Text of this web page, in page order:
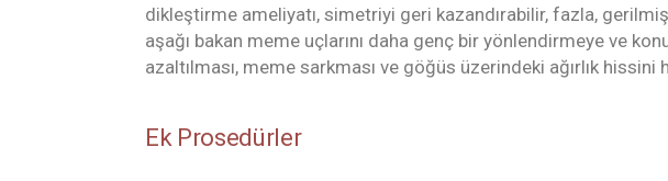
dikleştirme ameliyatı, simetriyi geri kazandırabilir, fazla,
aşağı bakan meme uçlarını daha genç bir yönlendirmeye ve
azaltılması, meme sarkması ve göğüs üzerindeki ağırlık hissini
Ek Prosedürler